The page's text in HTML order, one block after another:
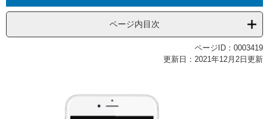
ページ内目次
ページID：0003419
更新日：2021年12月2日更新